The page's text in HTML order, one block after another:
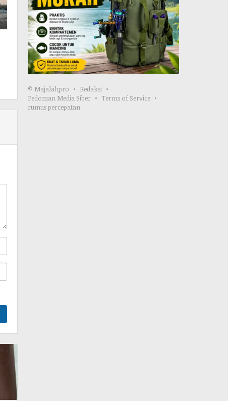
© Majalahpro
Redaksi
Pedoman Media Siber
Terms of Service
rumus percepatan